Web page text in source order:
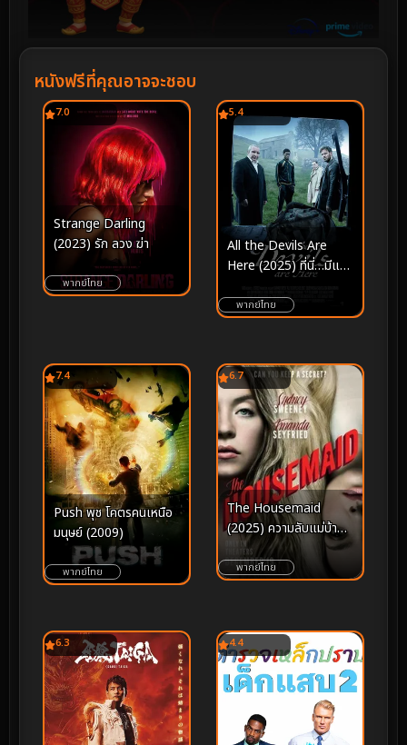
หนังฟรีที่คุณอาจจะชอบ
7.0
Strange Darling
(2023) รัก ลวง ฆ่า
พากย์ไทย
5.4
All the Devils Are
Here (2025) ที่นี่…มีแต่
พากย์ไทย
7.4
Push พุช โคตรคนเหนือ
มนุษย์ (2009)
พากย์ไทย
6.7
The Housemaid
(2025) ความลับแม่บ้าน
ร้าย
พากย์ไทย
6.3 4.4